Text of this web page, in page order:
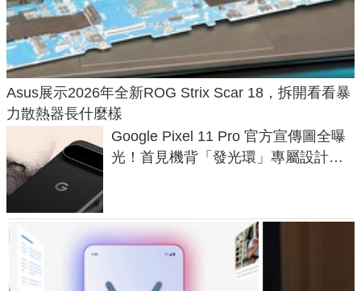
Asus展示2026年全新ROG Strix Scar 18，拆開看看暴
力散熱器長什麼樣
Google Pixel 11 Pro 官方宣傳圖全曝
光！首見機背「發光環」專屬設計、